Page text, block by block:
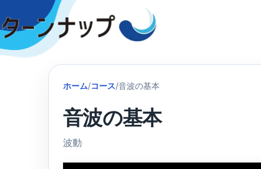
to
content
ホーム/コース/音波の基本
音波の基本
波動